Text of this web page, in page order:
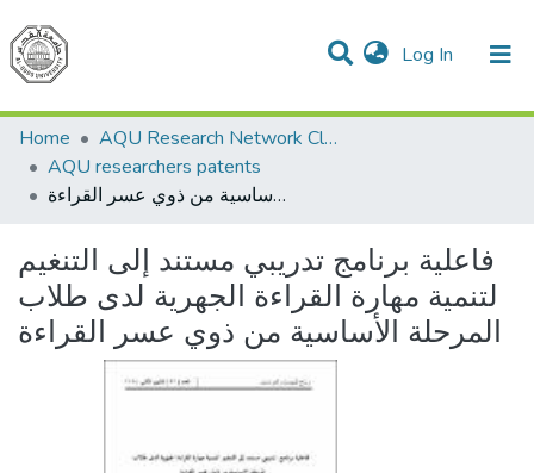
Log In (current)
Communities & Collections
All of DSpace
Home
AQU Research Network Clusters
AQU researchers patents
فاعلية برنامج تدريبي مستند إلى التنغيم لتنمية مهارة القراءة الجهرية لدى طلاب المرحلة الأساسية من ذوي عسر القراءة
فاعلية برنامج تدريبي مستند إلى التنغيم
لتنمية مهارة القراءة الجهرية لدى طلاب
المرحلة الأساسية من ذوي عسر القراءة